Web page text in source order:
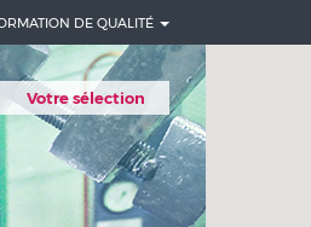
DE QUALITÉ
Votre sélection